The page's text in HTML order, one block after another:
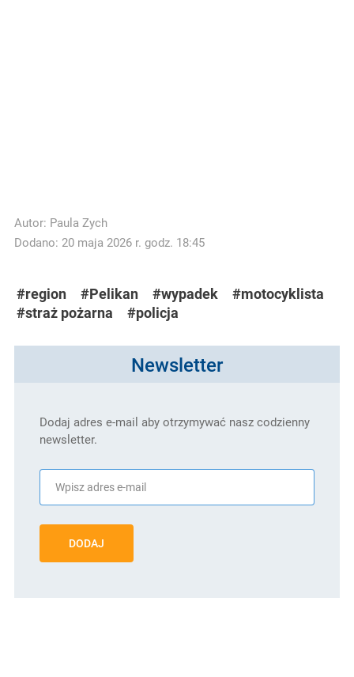
Autor: Paula Zych
Dodano: 20 maja 2026 r. godz. 18:45
#region #Pelikan #wypadek
#motocyklista
#straż pożarna
#policja
Newsletter
Dodaj adres e-mail aby otrzymywać nasz codzienny
newsletter.
DODAJ